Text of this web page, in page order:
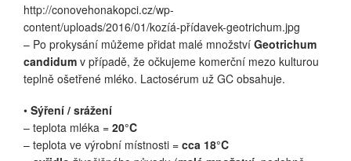
http://conovehonakopci.cz/wp-
content/uploads/2016/01/kozíá-přídavek-geotrichum.jpg
– Po prokysání můžeme přidat malé množství Geotrichum
candidum v případě, že očkujeme komerční mezo kulturou
teplně ošetřené mléko. Lactosérum už GC obsahuje.
• Sýření / srážení
– teplota mléka = 20°C
– teplota ve výrobní místnosti = cca 18°C